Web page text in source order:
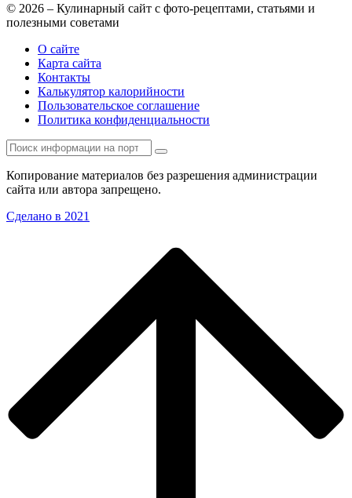
© 2026 – Кулинарный сайт с фото-рецептами, статьями и
полезными советами
О сайте
Карта сайта
Контакты
Калькулятор калорийности
Пользовательское соглашение
Политика конфиденциальности
Копирование материалов без разрешения администрации
сайта или автора запрещено.
Сделано в 2021